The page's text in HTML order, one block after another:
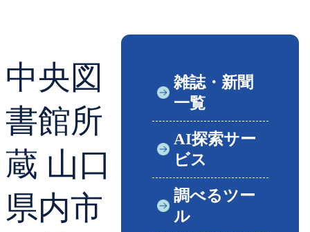
貸出ランキング
予約ランキング
レファレンスサービ
好きなおはなしの絵
中央図
書館所
蔵 山口
県内市
雑誌・新聞
一覧
AI探索サー
ビス
調べるツー
ル